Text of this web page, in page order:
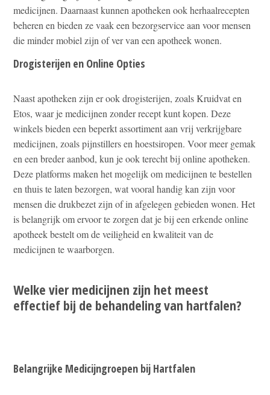
medicijnen. Daarnaast kunnen apotheken ook herhaalrecepten
beheren en bieden ze vaak een bezorgservice aan voor mensen
die minder mobiel zijn of ver van een apotheek wonen.
Drogisterijen en Online Opties
Naast apotheken zijn er ook drogisterijen, zoals Kruidvat en
Etos, waar je medicijnen zonder recept kunt kopen. Deze
winkels bieden een beperkt assortiment aan vrij verkrijgbare
medicijnen, zoals pijnstillers en hoestsiropen. Voor meer gemak
en een breder aanbod, kun je ook terecht bij online apotheken.
Deze platforms maken het mogelijk om medicijnen te bestellen
en thuis te laten bezorgen, wat vooral handig kan zijn voor
mensen die drukbezet zijn of in afgelegen gebieden wonen. Het
is belangrijk om ervoor te zorgen dat je bij een erkende online
apotheek bestelt om de veiligheid en kwaliteit van de
medicijnen te waarborgen.
Welke vier medicijnen zijn het meest
effectief bij de behandeling van hartfalen?
Belangrijke Medicijngroepen bij Hartfalen